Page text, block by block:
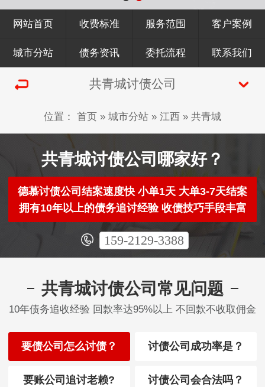
网站首页 收费标准 服务范围 客户案例
城市分站 债务资讯 委托流程 联系我们
共青城讨债公司
位置： 首页 » 城市分站 » 江西 » 共青城
共青城讨债公司哪家好？
德慕讨债公司结案速度快 小单1天 大单3-7天结案
拥有10年以上的债务追讨经验 收债技巧手段丰富
159-2129-3388
共青城讨债公司常见问题
10年债务追收经验 回款率达95%以上 不回款不收取佣金
要债公司怎么讨债？ 讨债公司成功率是？
要账公司追讨老赖? 讨债公司会合法吗？